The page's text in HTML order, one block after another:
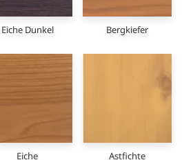
Eiche Dunkel Bergkiefer
Eiche Astfichte